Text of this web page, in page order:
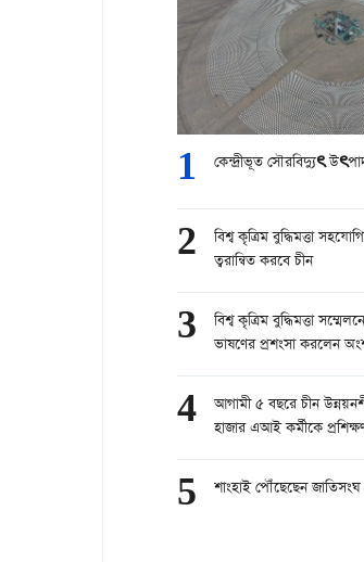
1 কেন্দ্রীভূত সৌরবিদ্যুৎ
2
বিশ্ব কৃত্রিম বুদ্ধিমত্তা
ত্বরান্বিত করবে চীন
3
বিশ্ব কৃত্রিম বুদ্ধিমত্তা
ভাষণের প্রশংসা করলেন
4
আগামী ৫ বছরে চীন
হাজার এআই কর্মীকে
5 শাংহাই পৌঁছেছেন